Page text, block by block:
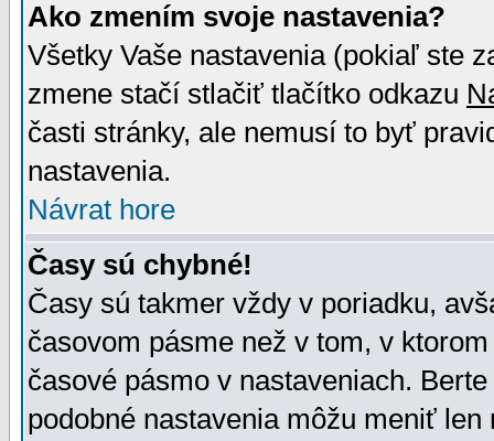
Ako zmením svoje nastavenia?
Všetky Vaše nastavenia (pokiaľ ste
zmene stačí stlačiť tlačítko odkazu
časti stránky, ale nemusí to byť
nastavenia.
Návrat hore
Časy sú chybné!
Časy sú takmer vždy v poriadku,
časovom pásme než v tom, v
časové pásmo v nastaveniach.
podobné nastavenia môžu meniť